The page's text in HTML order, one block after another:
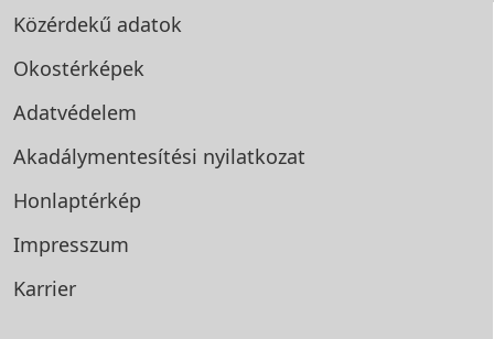
Közérdekű adatok
Okostérképek
Adatvédelem
Akadálymentesítési nyilatkozat
Honlaptérkép
Impresszum
Karrier